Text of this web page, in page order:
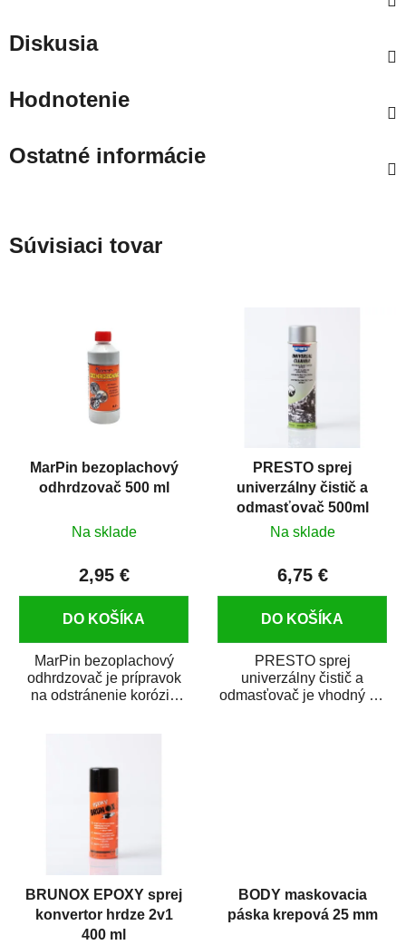
Diskusia
Hodnotenie
Ostatné informácie
Súvisiaci tovar
MarPin bezoplachový
odhrdzovač 500 ml
Na sklade
2,95 €
DO KOŠÍKA
MarPin bezoplachový
odhrdzovač je prípravok
na odstránenie korózie
PRESTO sprej
univerzálny čistič a
odmasťovač 500ml
Na sklade
6,75 €
DO KOŠÍKA
PRESTO sprej
univerzálny čistič a
odmasťovač je vhodný na
BRUNOX EPOXY sprej
konvertor hrdze 2v1
400 ml
BODY maskovacia
páska krepová 25 mm